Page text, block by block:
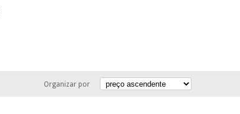
Organizar por